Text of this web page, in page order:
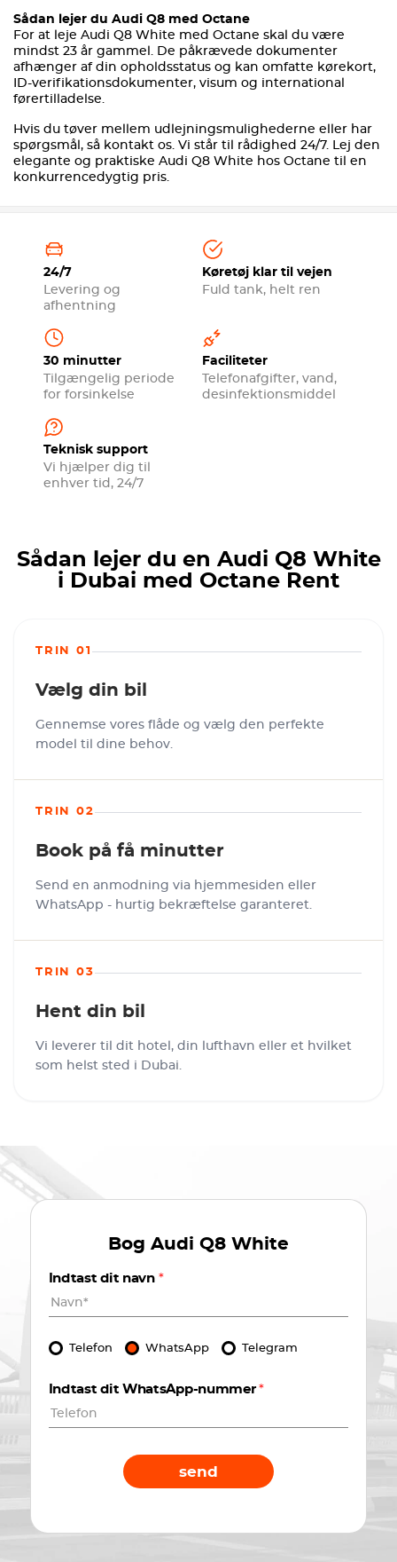
Sådan lejer du Audi Q8 med Octane
For at leje Audi Q8 White med Octane skal du være
mindst 23 år gammel. De påkrævede dokumenter
afhænger af din opholdsstatus og kan omfatte kørekort,
ID-verifikationsdokumenter, visum og international
førertilladelse.
Hvis du tøver mellem udlejningsmulighederne eller har
spørgsmål, så kontakt os. Vi står til rådighed 24/7. Lej den
elegante og praktiske Audi Q8 White hos Octane til en
konkurrencedygtig pris.
24/7
Levering og
afhentning
Køretøj klar til vejen
Fuld tank, helt ren
30 minutter
Tilgængelig periode
for forsinkelse
Faciliteter
Telefonafgifter, vand,
desinfektionsmiddel
Teknisk support
Vi hjælper dig til
enhver tid, 24/7
Sådan lejer du en Audi Q8 White
i Dubai med Octane Rent
TRIN 01
Vælg din bil
Gennemse vores flåde og vælg den perfekte
model til dine behov.
TRIN 02
Book på få minutter
Send en anmodning via hjemmesiden eller
WhatsApp - hurtig bekræftelse garanteret.
TRIN 03
Hent din bil
Vi leverer til dit hotel, din lufthavn eller et hvilket
som helst sted i Dubai.
Bog Audi Q8 White
Indtast dit navn *
Telefon WhatsApp Telegram
Indtast dit WhatsApp-nummer*
send